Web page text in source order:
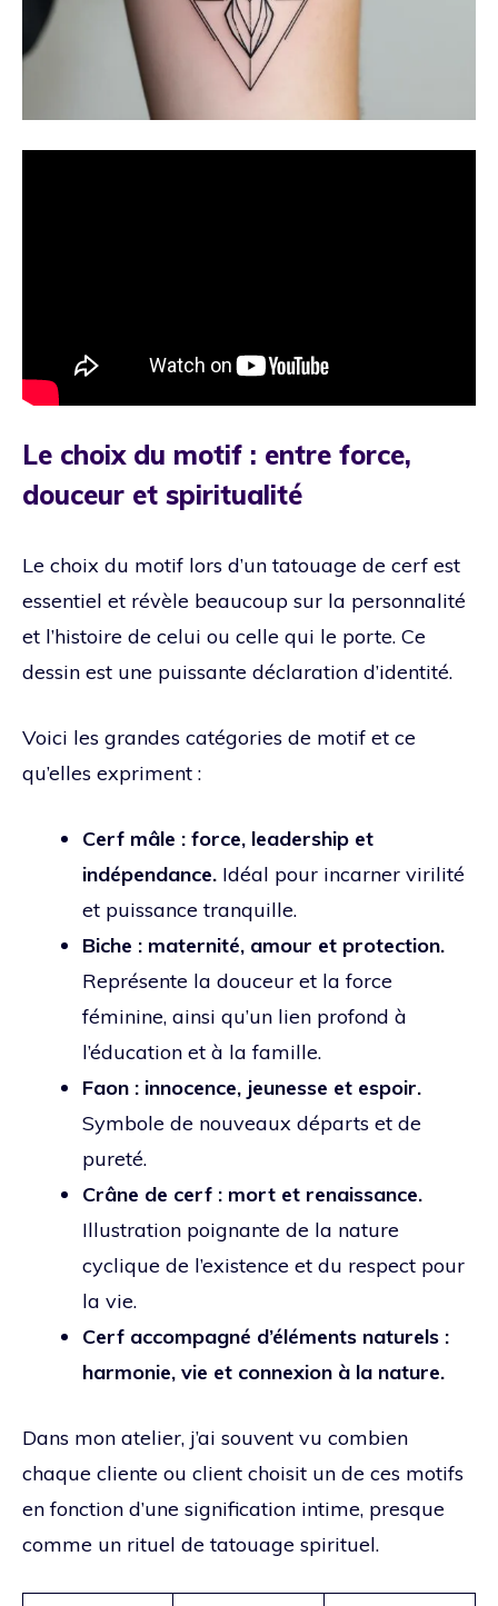
Le choix du motif : entre force,
douceur et spiritualité
Le choix du motif lors d’un tatouage de cerf est
essentiel et révèle beaucoup sur la personnalité
et l’histoire de celui ou celle qui le porte. Ce
dessin est une puissante déclaration d’identité.
Voici les grandes catégories de motif et ce
qu’elles expriment :
Cerf mâle : force, leadership et
indépendance. Idéal pour incarner virilité
et puissance tranquille.
Biche : maternité, amour et protection.
Représente la douceur et la force
féminine, ainsi qu’un lien profond à
l’éducation et à la famille.
Faon : innocence, jeunesse et espoir.
Symbole de nouveaux départs et de
pureté.
Crâne de cerf : mort et renaissance.
Illustration poignante de la nature
cyclique de l’existence et du respect pour
la vie.
Cerf accompagné d’éléments naturels :
harmonie, vie et connexion à la nature.
Dans mon atelier, j’ai souvent vu combien
chaque cliente ou client choisit un de ces motifs
en fonction d’une signification intime, presque
comme un rituel de tatouage spirituel.